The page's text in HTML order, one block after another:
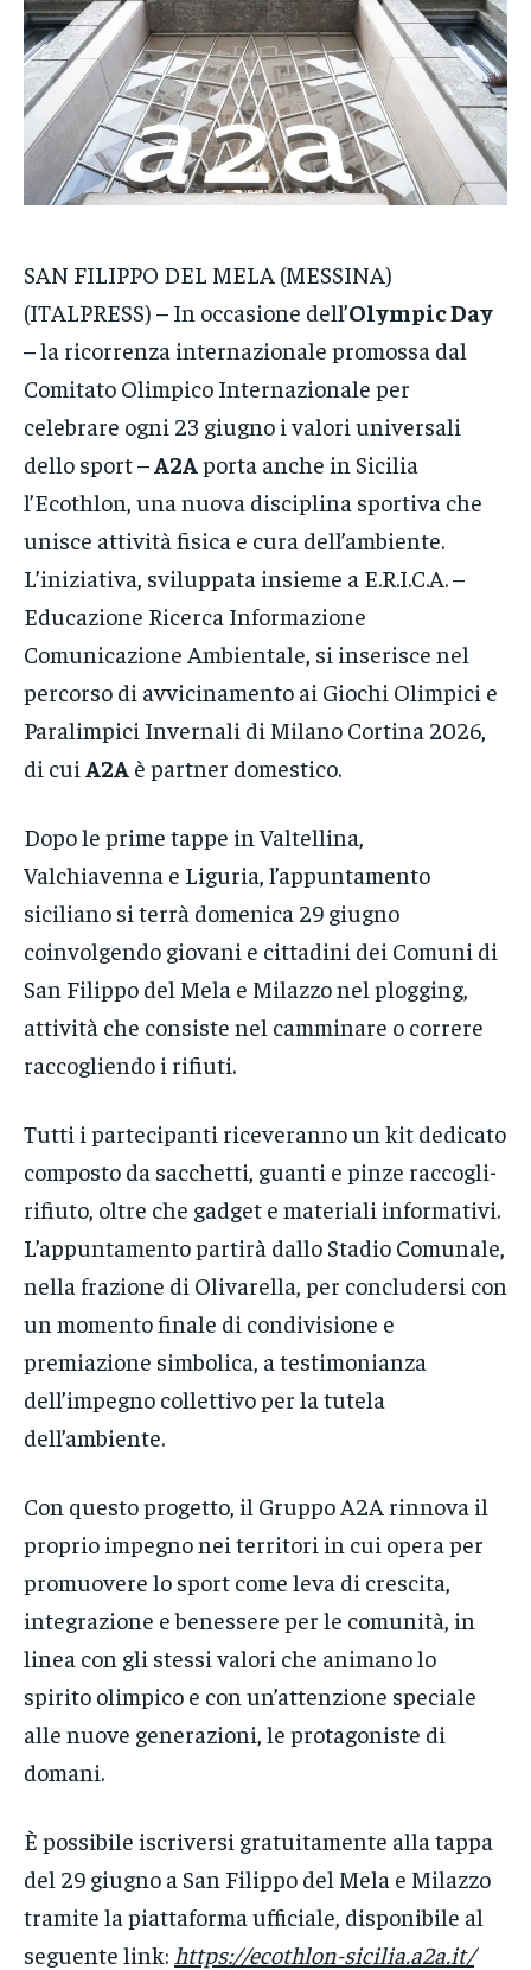
VENETO
POLITICA
ECONOMIA
SPORT
CONTATTI
VENETO
POLITICA
ECONOMIA
SPORT
CONTATTI
VENETO
POLITICA
ECONOMIA
SPORT
CONTATTI
SAN FILIPPO DEL MELA (MESSINA)
(ITALPRESS) – In occasione dell’Olympic Day
– la ricorrenza internazionale promossa dal
Comitato Olimpico Internazionale per
celebrare ogni 23 giugno i valori universali
dello sport – A2A porta anche in Sicilia
l’Ecothlon, una nuova disciplina sportiva che
unisce attività fisica e cura dell’ambiente.
L’iniziativa, sviluppata insieme a E.R.I.C.A. –
Educazione Ricerca Informazione
Comunicazione Ambientale, si inserisce nel
percorso di avvicinamento ai Giochi Olimpici e
Paralimpici Invernali di Milano Cortina 2026,
di cui A2A è partner domestico.
Dopo le prime tappe in Valtellina,
Valchiavenna e Liguria, l’appuntamento
siciliano si terrà domenica 29 giugno
coinvolgendo giovani e cittadini dei Comuni di
San Filippo del Mela e Milazzo nel plogging,
attività che consiste nel camminare o correre
raccogliendo i rifiuti.
Tutti i partecipanti riceveranno un kit dedicato
composto da sacchetti, guanti e pinze raccogli-
rifiuto, oltre che gadget e materiali informativi.
L’appuntamento partirà dallo Stadio Comunale,
nella frazione di Olivarella, per concludersi con
un momento finale di condivisione e
premiazione simbolica, a testimonianza
dell’impegno collettivo per la tutela
dell’ambiente.
Con questo progetto, il Gruppo A2A rinnova il
proprio impegno nei territori in cui opera per
promuovere lo sport come leva di crescita,
integrazione e benessere per le comunità, in
linea con gli stessi valori che animano lo
spirito olimpico e con un’attenzione speciale
alle nuove generazioni, le protagoniste di
domani.
È possibile iscriversi gratuitamente alla tappa
del 29 giugno a San Filippo del Mela e Milazzo
tramite la piattaforma ufficiale, disponibile al
seguente link: https://ecothlon-sicilia.a2a.it/